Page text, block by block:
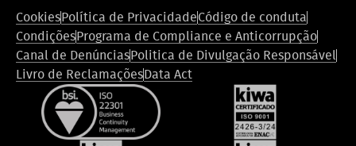
Footer
legal
compliance
Cookies Política de PrivacidadeCódigo de conduta
Condições Programa de Compliance e Anticorrupção
Canal de Denúncias Politica de Divulgação Responsável
Livro de Reclamações Data Act